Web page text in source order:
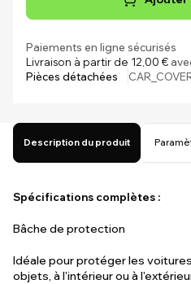
Paiements en ligne sécurisés
Livraison à partir de 12,00 €
Pièces détachées
Description du produit
Spécifications complètes :
Bâche de protection
Idéale pour protéger les
objets, à l'intérieur ou à